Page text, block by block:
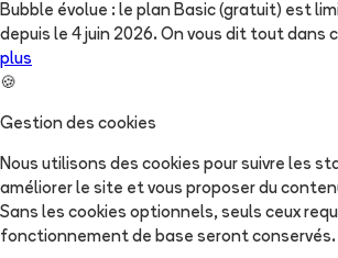
Bubble évolue : le plan Basic (gratuit) est
depuis le 4 juin 2026. On vous dit tout dans
plus
🍪
Gestion des cookies
Nous utilisons des cookies pour suivre les
améliorer le site et vous proposer du
Sans les cookies optionnels, seuls ceux
fonctionnement de base seront conservés.